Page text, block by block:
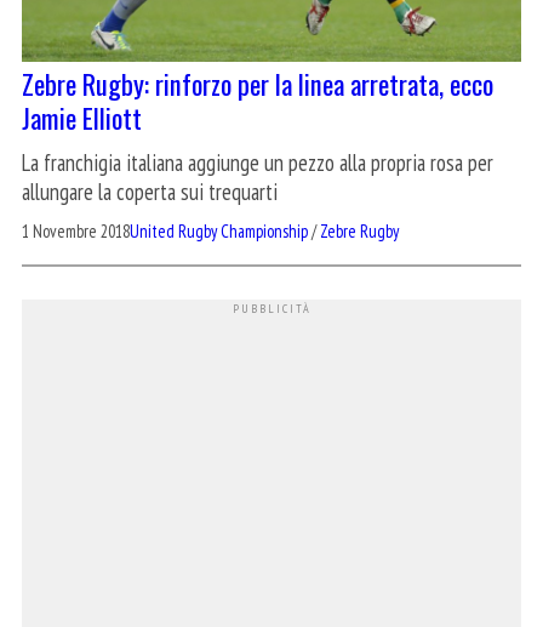
Zebre Rugby: rinforzo per la linea arretrata, ecco
Jamie Elliott
La franchigia italiana aggiunge un pezzo alla propria rosa per
allungare la coperta sui trequarti
1 Novembre 2018United Rugby Championship/Zebre Rugby